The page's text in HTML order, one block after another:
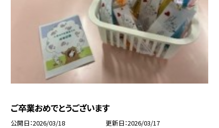
ご卒業おめでとうございます
公開日 2026/03/18 更新日 2026/03/17